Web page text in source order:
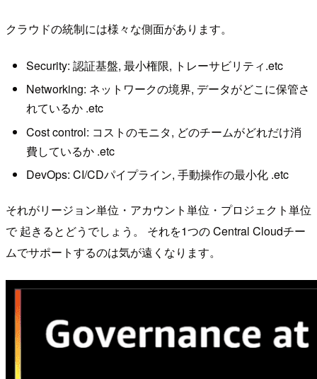
クラウドの統制には様々な側面があります。
Security: 認証基盤, 最小権限, トレーサビリティ.etc
Networking: ネットワークの境界, データがどこに保管さ
れているか .etc
Cost control: コストのモニタ, どのチームがどれだけ消
費しているか .etc
DevOps: CI/CDパイプライン, 手動操作の最小化 .etc
それがリージョン単位・アカウント単位・プロジェクト単位
で 起きるとどうでしょう。 それを1つの Central Cloudチー
ムでサポートするのは気が遠くなります。